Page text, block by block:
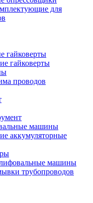
для
гайковерты
гайковерты
проводов
машины
аккумуляторные
машины
трубопроводов